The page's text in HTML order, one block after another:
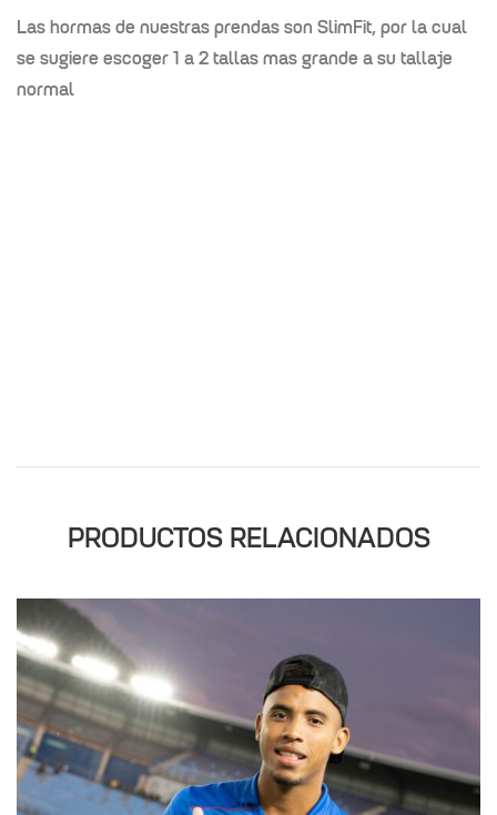
Las hormas de nuestras prendas son SlimFit, por la cual
se sugiere escoger 1 a 2 tallas mas grande a su tallaje
normal
PRODUCTOS RELACIONADOS